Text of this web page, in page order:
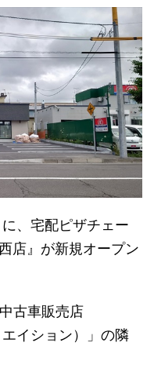
、宅配ピザチェー
店』が新規オープン
古車販売店
イション）」の隣